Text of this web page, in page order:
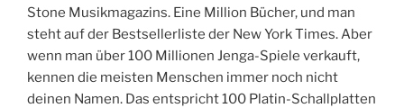
Stone Musikmagazins. Eine Million Bücher, und man
steht auf der Bestsellerliste der New York Times. Aber
wenn man über 100 Millionen Jenga-Spiele verkauft,
kennen die meisten Menschen immer noch nicht
deinen Namen. Das entspricht 100 Platin-Schallplatten